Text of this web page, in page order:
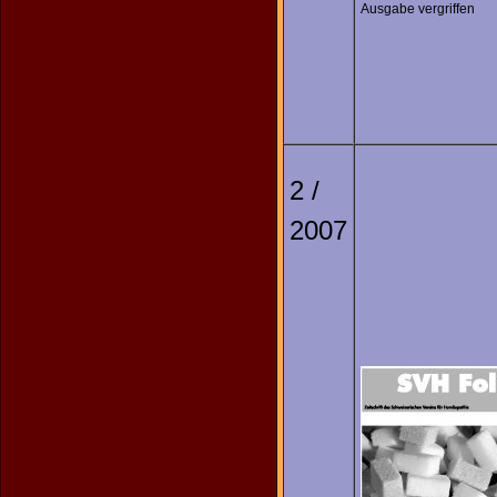
Ausgabe vergriffen
2 /
2007